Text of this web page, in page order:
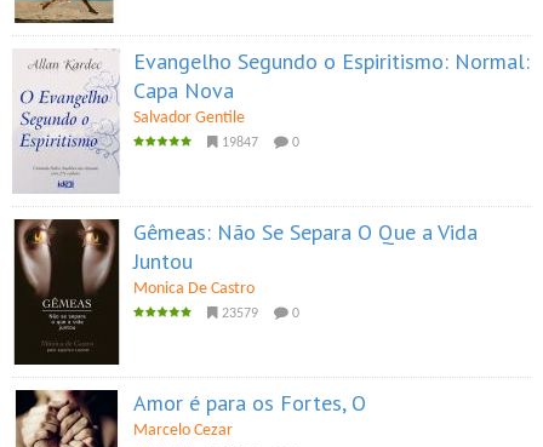
Evangelho Segundo o Espiritismo: Normal:
Capa Nova
Salvador Gentile
19847 0
Gêmeas: Não Se Separa O Que a Vida
Juntou
Monica De Castro
23579 0
Amor é para os Fortes, O
Marcelo Cezar